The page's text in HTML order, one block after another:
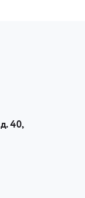
40,